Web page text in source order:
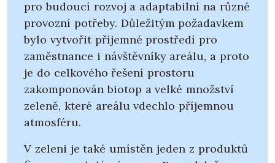
pro budoucí rozvoj a adaptabilní na různé
provozní potřeby. Důležitým požadavkem
bylo vytvořit příjemné prostředí pro
zaměstnance i návštěvníky areálu, a proto
je do celkového řešení prostoru
zakomponován biotop a velké množství
zeleně, které areálu vdechlo příjemnou
atmosféru.
V zeleni je také umístěn jeden z produktů